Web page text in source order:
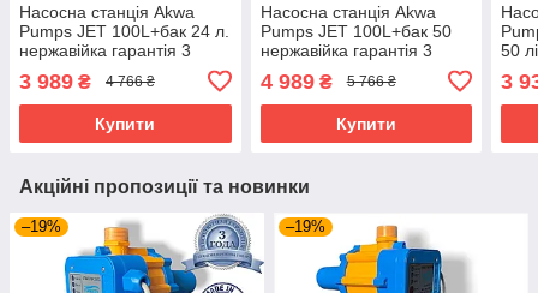
Насосна станція Akwa
Pumps JET 100L+бак 24 л.
нержавійка гарантія 3
3 989 ₴ 4 766 ₴
Купити
Насосна станція Akwa
Pumps JET 100L+бак 50
нержавійка гарантія 3
4 989₴ 5 766 ₴
Купити
50
3
Акційні пропозиції та новинки
–19% –19%